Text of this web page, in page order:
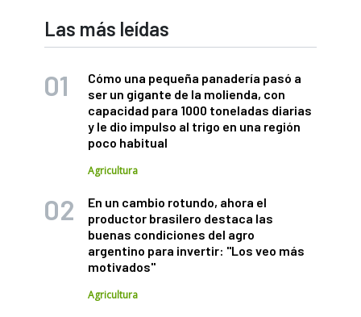
Las más leídas
Cómo una pequeña panadería pasó a
ser un gigante de la molienda, con
capacidad para 1000 toneladas diarias
y le dio impulso al trigo en una región
poco habitual
Agricultura
En un cambio rotundo, ahora el
productor brasilero destaca las
buenas condiciones del agro
argentino para invertir: "Los veo más
motivados"
Agricultura